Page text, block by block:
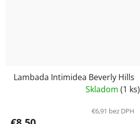
Lambada Intimidea Beverly Hills
Skladom (1 ks)
€6,91 bez DPH